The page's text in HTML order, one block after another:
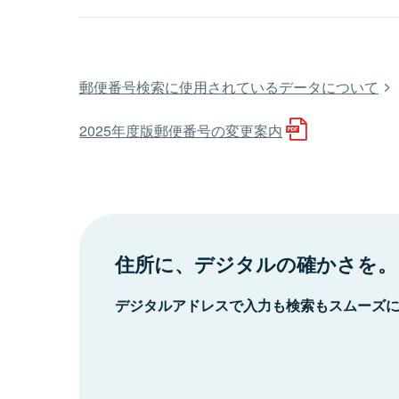
郵便番号検索に使用されているデータについて
2025年度版郵便番号の変更案内
住所に、デジタルの確かさを。
デジタルアドレスで入力も検索もスムーズ